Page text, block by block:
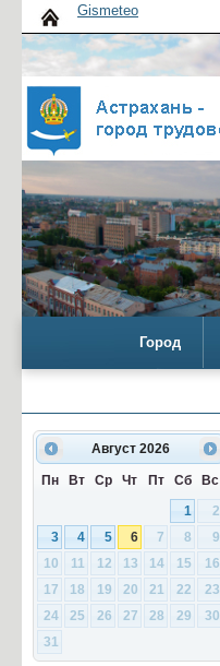
Gismeteo
Город
Август 2026
Пн Вт Ср Чт Пт Сб
Вс
1
2
3
4 5 6 7 8
9
10
11 12 13 14 15
16
17
18 19 20 21 22
23
24
25 26 27 28 29
30
31